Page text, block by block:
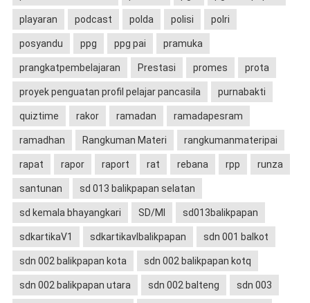
playaran podcast polda polisi polri
posyandu ppg ppg pai pramuka
prangkatpembelajaran Prestasi promes prota
proyek penguatan profil pelajar pancasila purnabakti
quiztime rakor ramadan ramadapesram
ramadhan Rangkuman Materi rangkumanmateripai
rapat rapor raport rat rebana rpp runza
santunan sd 013 balikpapan selatan
sd kemala bhayangkari SD/MI sd013balikpapan
sdkartikaV1 sdkartikavIbalikpapan sdn 001 balkot
sdn 002 balikpapan kota sdn 002 balikpapan kotq
sdn 002 balikpapan utara sdn 002 balteng sdn 003